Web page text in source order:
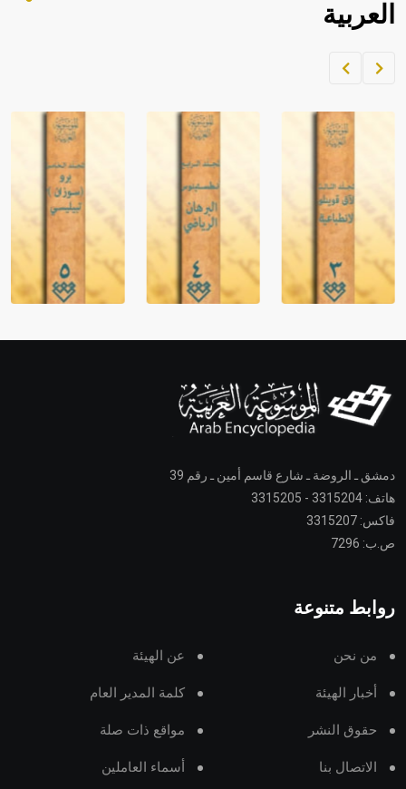
العربية
دمشق ـ الروضة ـ شارع قاسم أمين ـ رقم 39
هاتف: 3315204 - 3315205
فاكس: 3315207
ص.ب: 7296
روابط متنوعة
من نحن عن الهيئة
أخبار الهيئة كلمة المدير العام
حقوق النشر مواقع ذات صلة
الاتصال بنا أسماء العاملين